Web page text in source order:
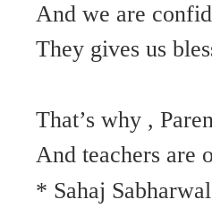
And we are
They gives us
That’s why ,
And teachers are
* Sahaj